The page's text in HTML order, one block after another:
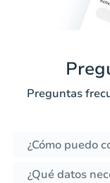
Preguntas
¿Cómo puedo
¿Qué datos